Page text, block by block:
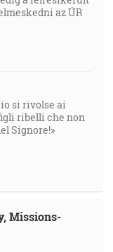
az ÚR
si rivolse ai
ribelli che non
Signore!»
Missions-